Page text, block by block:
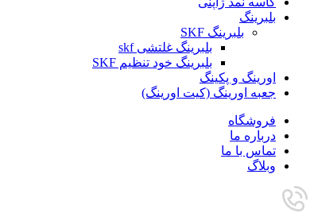
بلبرینگ
بلبرینگ SKF
بلبرینگ غلتشی skf
بلبرینگ خود تنظیم SKF
اورینگ و پکینگ
جعبه اورینگ (کیت اورینگ)
فروشگاه
درباره ما
تماس با ما
وبلاگ